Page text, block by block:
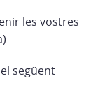
les vostres
següent